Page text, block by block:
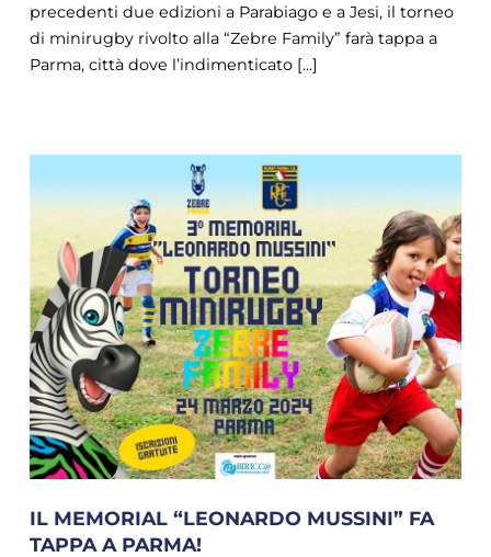
precedenti due edizioni a Parabiago e a Jesi, il torneo
di minirugby rivolto alla “Zebre Family” farà tappa a
Parma, città dove l’indimenticato [...]
IL MEMORIAL “LEONARDO MUSSINI” FA
TAPPA A PARMA!